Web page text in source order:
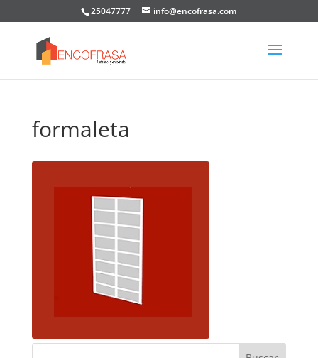
25047777 info@encofrasa.com
formaleta